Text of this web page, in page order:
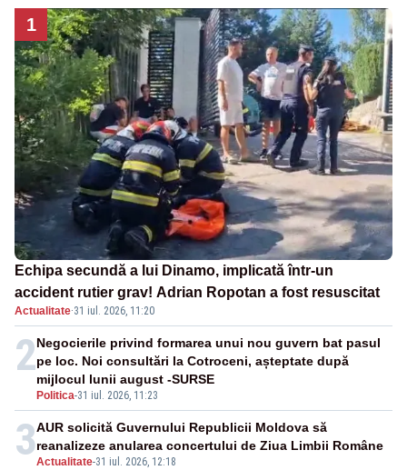
1
Echipa secundă a lui Dinamo, implicată într-un
accident rutier grav! Adrian Ropotan a fost resuscitat
Actualitate·31 iul. 2026, 11:20
2
Politica-31 iul. 2026, 11:23
Negocierile privind formarea unui nou guvern bat pasul
pe loc. Noi consultări la Cotroceni, așteptate după
mijlocul lunii august -SURSE
3Actualitate-31 iul. 2026, 12:18
AUR solicită Guvernului Republicii Moldova să
reanalizeze anularea concertului de Ziua Limbii Române